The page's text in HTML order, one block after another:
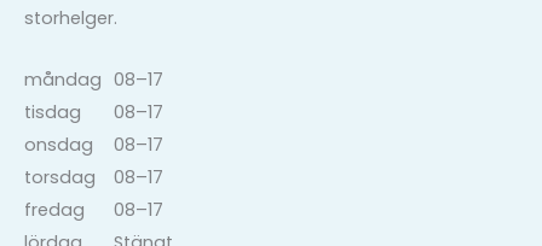
storhelger.
måndag
tisdag
onsdag
torsdag
fredag
08–17
08–17
08–17
08–17
08–17